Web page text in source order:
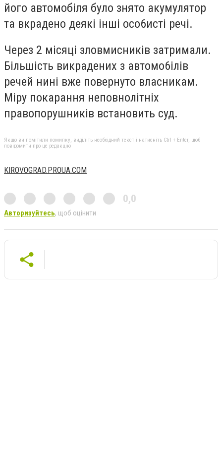
його автомобіля було знято акумулятор
та вкрадено деякі інші осо6исті речі.
Через 2 місяці зловмисників затримали.
Більшість викрадених з автомо6ілів
речей нині вже повернуто власникам.
Міру покарання неповнолітніх
правопорушників встановить суд.
Якщо ви помітили помилку, виділіть необхідний текст і натисніть Ctrl + Enter, щоб
повідомити про це редакцію
KIROVOGRAD.PROUA.COM
0,0
Авторизуйтесь, щоб оцінити